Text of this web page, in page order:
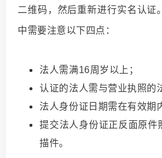
二维码，然后重新进行实名认证
中需要注意以下四点：
法人需满16周岁以上；
认证的法人需与营业执照的
法人身份证日期需在有效期
提交法人身份证正反面原件
描件。